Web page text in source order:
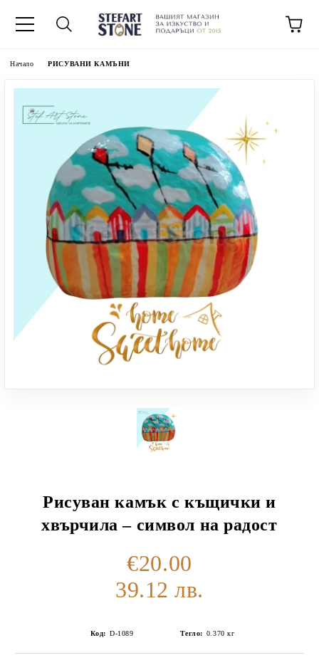
Начало РИСУВАНИ КАМЪНИ
Рисуван камък с къщички и
хвърчила – символ на радост
€20.00
39.12 лв.
Код: D-1089 Тегло: 0.370 кг